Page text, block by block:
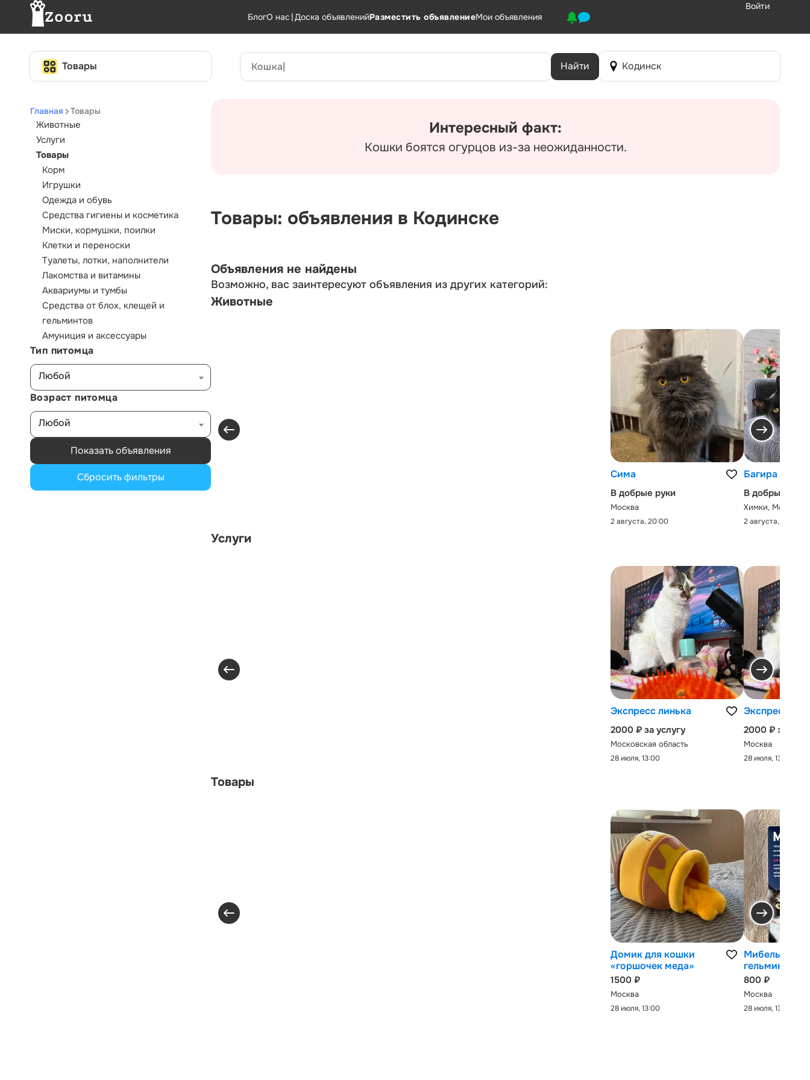
БлогО нас |Доска объявленийРазместить объявлениеМои объявления
Войти
Товары Найти Кодинск
Главная Товары
Животные
Услуги
Товары
Корм
Игрушки
Одежда и обувь
Средства гигиены и косметика
Миски, кормушки, поилки
Клетки и переноски
Туалеты, лотки, наполнители
Лакомства и витамины
Аквариумы и тумбы
Средства от блох, клещей и
гельминтов
Амуниция и аксессуары
Тип питомца
Любой
Возраст питомца
Любой
Показать объявления
Сбросить фильтры
Интересный факт:
Кошки боятся огурцов из-за неожиданности.
Товары: объявления в Кодинске
Объявления не найдены
Возможно, вас заинтересуют объявления из других категорий:
Животные
Сима
В добрые руки
Москва
2 августа, 20:00
Багира
В добрые руки
Химки,
2 августа, 0:00
Услуги
Экспресс линька
2000 ₽ за услугу
Московская область
28 июля, 13:00
Экспресс-
2000 ₽ за
Москва
28 июля, 13:00
Товары
Домик для кошки
«горшочек меда»
1500 ₽
Москва
28 июля, 13:00
Мибельмакс
гельминтов
800 ₽
Москва
28 июля, 13:00